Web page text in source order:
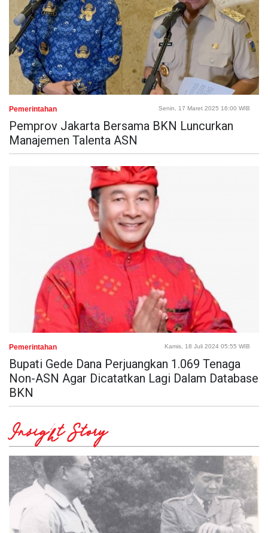
Pemerintahan Senin, 17 Maret 2025 16:00 WIB
Pemprov Jakarta Bersama BKN Luncurkan
Manajemen Talenta ASN
Pemerintahan Kamis, 18 Juli 2024 05:55 WIB
Bupati Gede Dana Perjuangkan 1.069 Tenaga
Non-ASN Agar Dicatatkan Lagi Dalam Database
BKN
Insight Story